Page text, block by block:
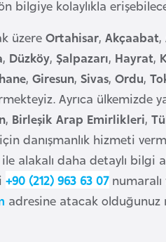
bilgiye kolaylıkla
üzereOrtahisar, Akçaabat,
, Düzköy, Şalpazarı, Hayrat,
, Giresun, Sivas, Ordu,
Ayrıca ülkemizde
, Birleşik Arap Emirlikleri,
danışmanlık hizmeti
ile alakalı daha detaylı
+90 (212) 963 63 07
adresine atacak